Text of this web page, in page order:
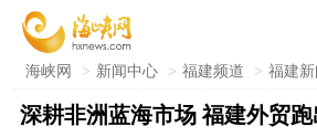
海峡网 > 新闻中心 > 福建频道 > 福建新
深耕非洲蓝海市场 福建外贸